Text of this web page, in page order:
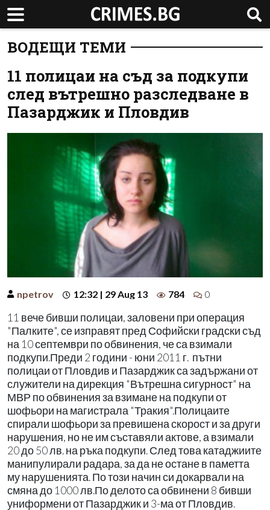
ВОДЕЩИ ТЕМИ
11 полицаи на съд за подкупи
след вътрешно разследване в
Пазарджик и Пловдив
npetrov 12:32 | 29 Aug 13 784 0
11 вече бивши полицаи, заловени при операция
"Палките", се изправят пред Софийски градски съд
на 10 септември по обвинения, че са взимали
подкупи.Преди 2 години - юни 2011 г. пътни
полицаи от Пловдив и Пазарджик са задържани от
служители на дирекция "Вътрешна сигурност" на
МВР по обвинения за взимане на подкупи от
шофьори на магистрала "Тракия".Полицаите
спирали шофьори за превишена скорост и за други
нарушения, но не им съставяли актове, а взимали
20 до 50 лв. на ръка подкупи. След това катаджиите
манипулирали радара, за да не остане в паметта
му нарушенията. По този начин си докарвали на
смяна до 1000 лв.По делото са обвинени 8 бивши
униформени от Пазарджик и 3-ма от Пловдив.